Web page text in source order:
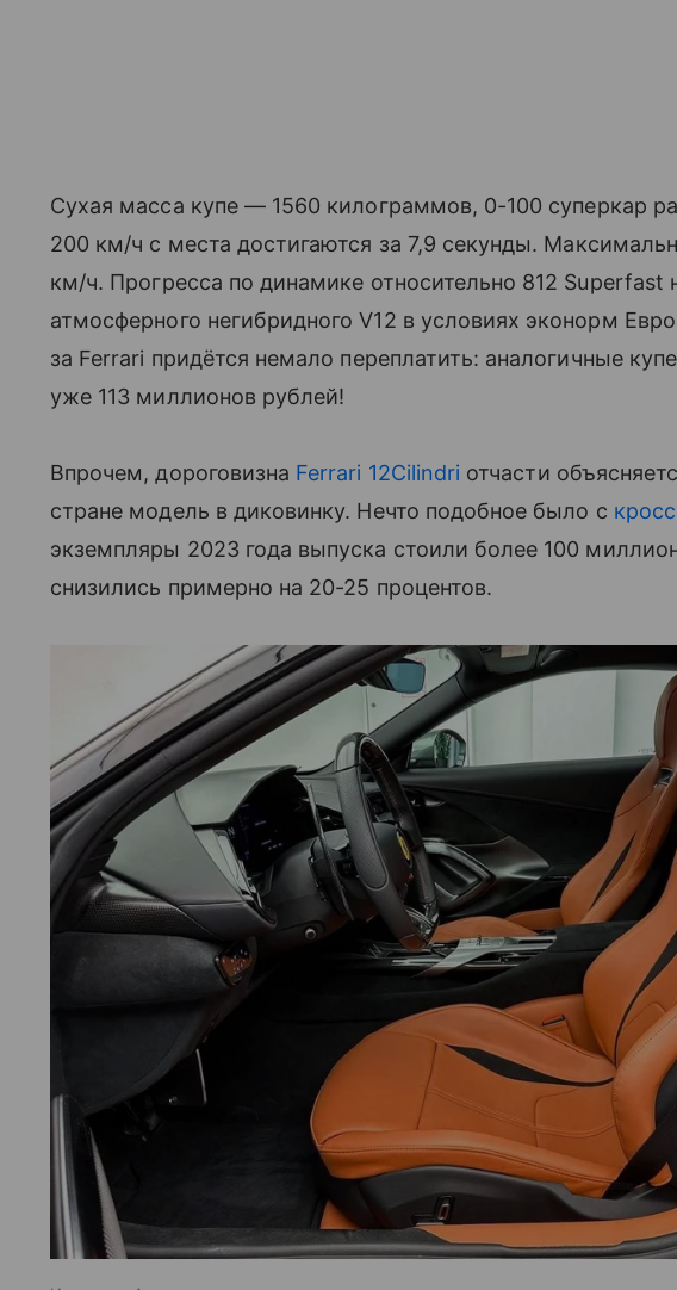
Сухая масса купе — 1560 килограммов, 0-100 суперкар
200 км/ч с места достигаются за 7,9 секунды.
км/ч. Прогресса по динамике относительно 812 Superfast
атмосферного негибридного V12 в условиях эконорм
за Ferrari придётся немало переплатить: аналогичные
уже 113 миллионов рублей!
Впрочем, дороговизна Ferrari 12Cilindri отчасти
стране модель в диковинку. Нечто подобное было с
экземпляры 2023 года выпуска стоили более 100
снизились примерно на 20-25 процентов.